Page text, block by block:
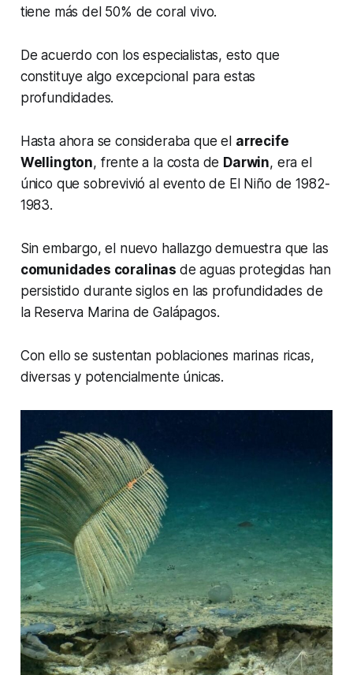
tiene más del 50% de coral vivo.
De acuerdo con los especialistas, esto que
constituye algo excepcional para estas
profundidades.
Hasta ahora se consideraba que el arrecife
Wellington, frente a la costa de Darwin, era el
único que sobrevivió al evento de El Niño de 1982-
1983.
Sin embargo, el nuevo hallazgo demuestra que las
comunidades coralinas de aguas protegidas han
persistido durante siglos en las profundidades de
la Reserva Marina de Galápagos.
Con ello se sustentan poblaciones marinas ricas,
diversas y potencialmente únicas.